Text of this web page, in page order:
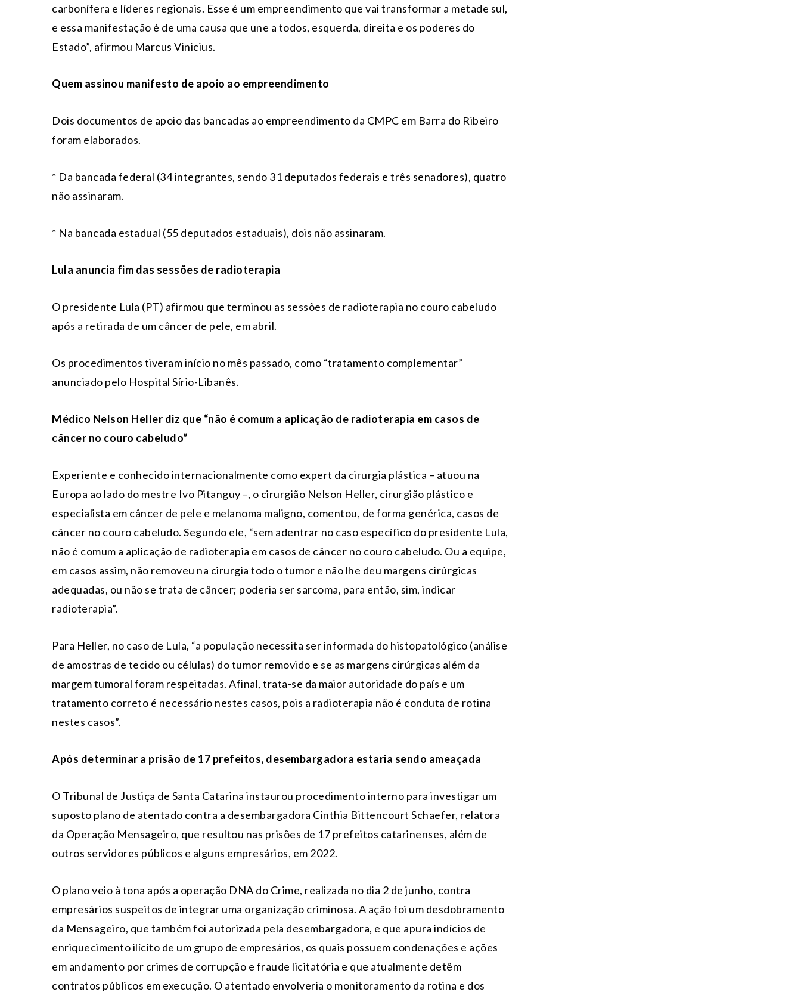
carbonífera e líderes regionais. Esse é um empreendimento que vai transformar a metade sul,
e essa manifestação é de uma causa que une a todos, esquerda, direita e os poderes do
Estado”, afirmou Marcus Vinicius.
Quem assinou manifesto de apoio ao empreendimento
Dois documentos de apoio das bancadas ao empreendimento da CMPC em Barra do Ribeiro
foram elaborados.
* Da bancada federal (34 integrantes, sendo 31 deputados federais e três senadores), quatro
não assinaram.
* Na bancada estadual (55 deputados estaduais), dois não assinaram.
Lula anuncia fim das sessões de radioterapia
O presidente Lula (PT) afirmou que terminou as sessões de radioterapia no couro cabeludo
após a retirada de um câncer de pele, em abril.
Os procedimentos tiveram início no mês passado, como “tratamento complementar”
anunciado pelo Hospital Sírio-Libanês.
Médico Nelson Heller diz que “não é comum a aplicação de radioterapia em casos de
câncer no couro cabeludo”
Experiente e conhecido internacionalmente como expert da cirurgia plástica – atuou na
Europa ao lado do mestre Ivo Pitanguy –, o cirurgião Nelson Heller, cirurgião plástico e
especialista em câncer de pele e melanoma maligno, comentou, de forma genérica, casos de
câncer no couro cabeludo. Segundo ele, “sem adentrar no caso específico do presidente Lula,
não é comum a aplicação de radioterapia em casos de câncer no couro cabeludo. Ou a equipe,
em casos assim, não removeu na cirurgia todo o tumor e não lhe deu margens cirúrgicas
adequadas, ou não se trata de câncer; poderia ser sarcoma, para então, sim, indicar
radioterapia”.
Para Heller, no caso de Lula, “a população necessita ser informada do histopatológico (análise
de amostras de tecido ou células) do tumor removido e se as margens cirúrgicas além da
margem tumoral foram respeitadas. Afinal, trata-se da maior autoridade do país e um
tratamento correto é necessário nestes casos, pois a radioterapia não é conduta de rotina
nestes casos”.
Após determinar a prisão de 17 prefeitos, desembargadora estaria sendo ameaçada
O Tribunal de Justiça de Santa Catarina instaurou procedimento interno para investigar um
suposto plano de atentado contra a desembargadora Cinthia Bittencourt Schaefer, relatora
da Operação Mensageiro, que resultou nas prisões de 17 prefeitos catarinenses, além de
outros servidores públicos e alguns empresários, em 2022.
O plano veio à tona após a operação DNA do Crime, realizada no dia 2 de junho, contra
empresários suspeitos de integrar uma organização criminosa. A ação foi um desdobramento
da Mensageiro, que também foi autorizada pela desembargadora, e que apura indícios de
enriquecimento ilícito de um grupo de empresários, os quais possuem condenações e ações
em andamento por crimes de corrupção e fraude licitatória e que atualmente detêm
contratos públicos em execução. O atentado envolveria o monitoramento da rotina e dos